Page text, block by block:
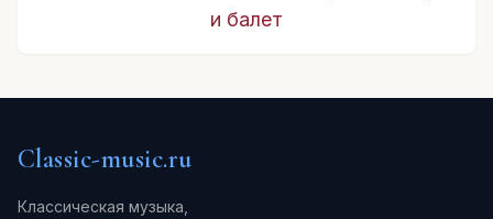
и балет
Classic-music.ru
Классическая музыка,